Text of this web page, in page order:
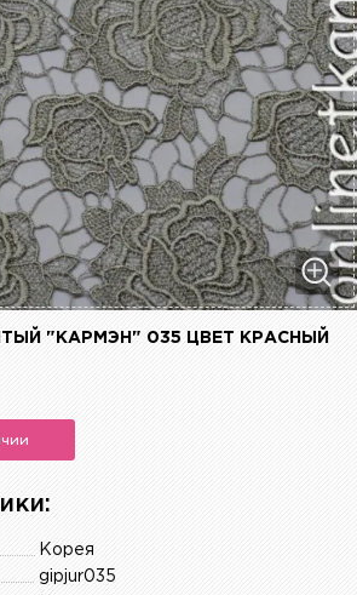
"КАРМЭН" 035 ЦВЕТ КРАСНЫЙ
Корея
gipjur035